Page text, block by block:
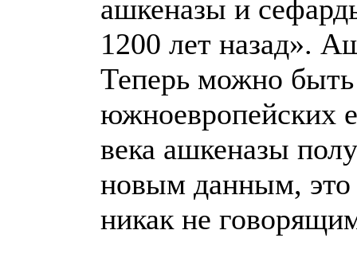
ашкеназы и
1200 лет назад».
Теперь можно
южноевропейских
века ашкеназы
новым данным, это
никак не